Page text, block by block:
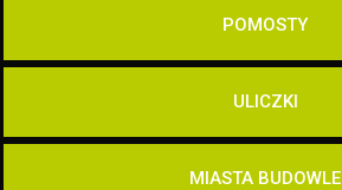
POMOSTY
ULICZKI
MIASTA BUDOWLE